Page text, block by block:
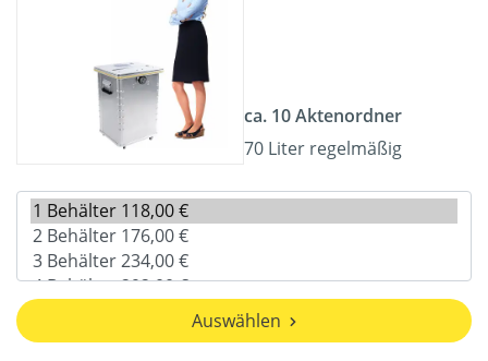
ca. 10 Aktenordner
70 Liter regelmäßig
Auswählen